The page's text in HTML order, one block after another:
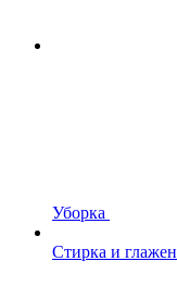
Уборка
Стирка и